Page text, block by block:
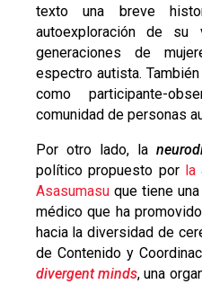
texto una breve
autoexploración de
generaciones de
espectro autista.
como participante-
comunidad de personas
Por otro lado, la
político propuesto por la
Asasumasuque tiene
médico que ha
hacia la diversidad de
de Contenido y
divergent minds, una